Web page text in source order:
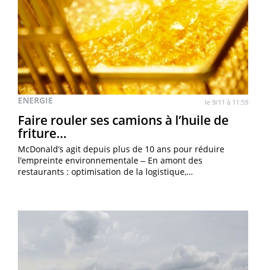
ENERGIE le 9/11 à 11:59
Faire rouler ses camions à l’huile de
friture…
McDonald’s agit depuis plus de 10 ans pour réduire
l’empreinte environnementale ‒ En amont des
restaurants : optimisation de la logistique,…